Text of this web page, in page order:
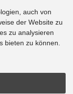
auch von
der Website zu
zu analysieren
bieten zu können.